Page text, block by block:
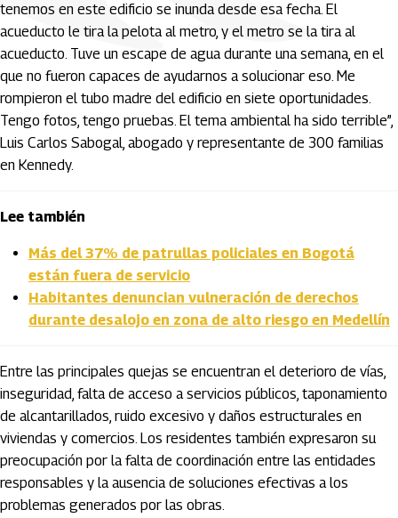
tenemos en este edificio se inunda desde esa fecha. El
acueducto le tira la pelota al metro, y el metro se la tira al
acueducto. Tuve un escape de agua durante una semana, en el
que no fueron capaces de ayudarnos a solucionar eso. Me
rompieron el tubo madre del edificio en siete oportunidades.
Tengo fotos, tengo pruebas. El tema ambiental ha sido terrible”,
Luis Carlos Sabogal, abogado y representante de 300 familias
en Kennedy.
Lee también
Más del 37% de patrullas policiales en Bogotá
están fuera de servicio
Habitantes denuncian vulneración de derechos
durante desalojo en zona de alto riesgo en Medellín
Entre las principales quejas se encuentran el deterioro de vías,
inseguridad, falta de acceso a servicios públicos, taponamiento
de alcantarillados, ruido excesivo y daños estructurales en
viviendas y comercios. Los residentes también expresaron su
preocupación por la falta de coordinación entre las entidades
responsables y la ausencia de soluciones efectivas a los
problemas generados por las obras.